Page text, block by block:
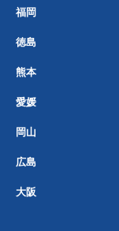
福岡
徳島
熊本
愛媛
岡山
広島
大阪